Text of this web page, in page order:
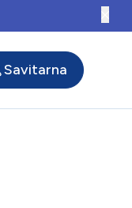
Savitarna